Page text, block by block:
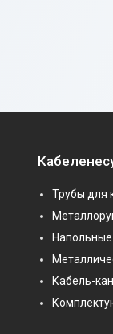
Трубы для
Кабель-